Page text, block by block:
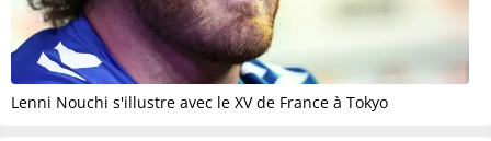
Lenni Nouchi s'illustre avec le XV de France à Tokyo